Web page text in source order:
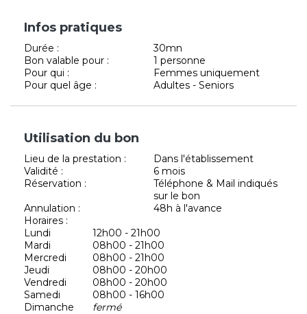
Infos pratiques
Durée :
30mn
Bon valable pour :
1 personne
Pour qui :
Femmes uniquement
Pour quel âge :
Adultes - Seniors
Utilisation du bon
Lieu de la prestation :
Dans l'établissement
Validité :
6 mois
Réservation :
Téléphone & Mail indiqués
sur le bon
Annulation :
48h à l'avance
Horaires :
Lundi
12h00 - 21h00
Mardi
08h00 - 21h00
Mercredi
08h00 - 21h00
Jeudi
08h00 - 20h00
Vendredi
08h00 - 20h00
Samedi
08h00 - 16h00
Dimanche
fermé